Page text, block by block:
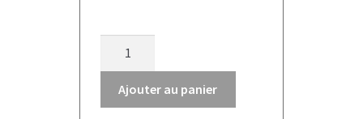
Mesureur
digital
Ajouter au panier